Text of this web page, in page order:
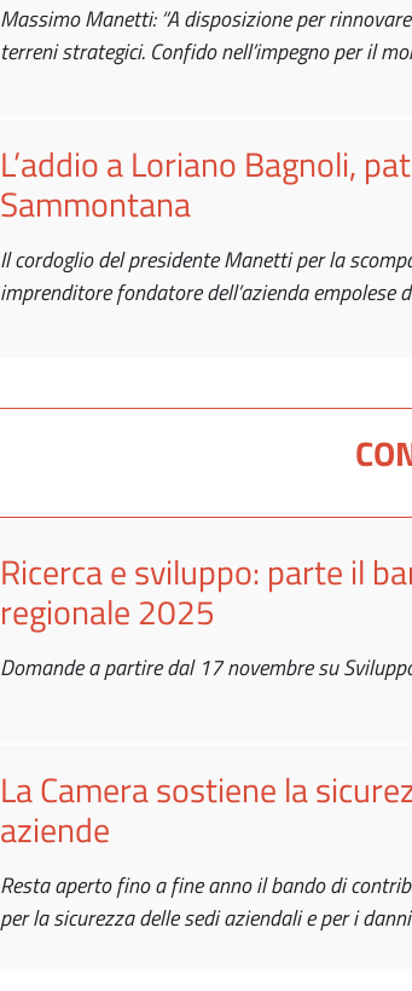
Massimo Manetti: “A disposizione per
terreni strategici. Confido nell’impegno per il
L’addio a Loriano Bagnoli,
Sammontana
Il cordoglio del presidente Manetti per la
imprenditore fondatore dell’azienda empolese
Ricerca e sviluppo: parte il
regionale 2025
Domande a partire dal 17 novembre su
La Camera sostiene la
aziende
Resta aperto fino a fine anno il bando di
per la sicurezza delle sedi aziendali e per i